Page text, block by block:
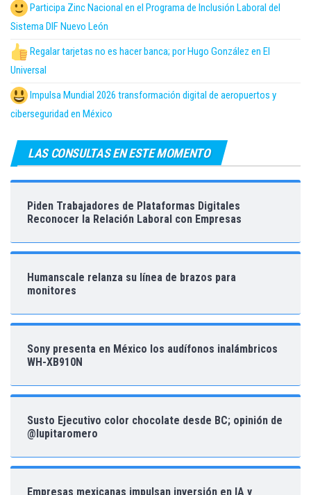
Participa Zinc Nacional en el Programa de Inclusión Laboral del
Sistema DIF Nuevo León
Regalar tarjetas no es hacer banca; por Hugo González en El
Universal
Impulsa Mundial 2026 transformación digital de aeropuertos y
ciberseguridad en México
LAS CONSULTAS EN ESTE MOMENTO
Piden Trabajadores de Plataformas Digitales
Reconocer la Relación Laboral con Empresas
Humanscale relanza su línea de brazos para
monitores
Sony presenta en México los audífonos inalámbricos
WH-XB910N
Susto Ejecutivo color chocolate desde BC; opinión de
@lupitaromero
Empresas mexicanas impulsan inversión en IA y